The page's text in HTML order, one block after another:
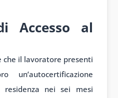
Accesso al
che il lavoratore presenti
nei sei mesi